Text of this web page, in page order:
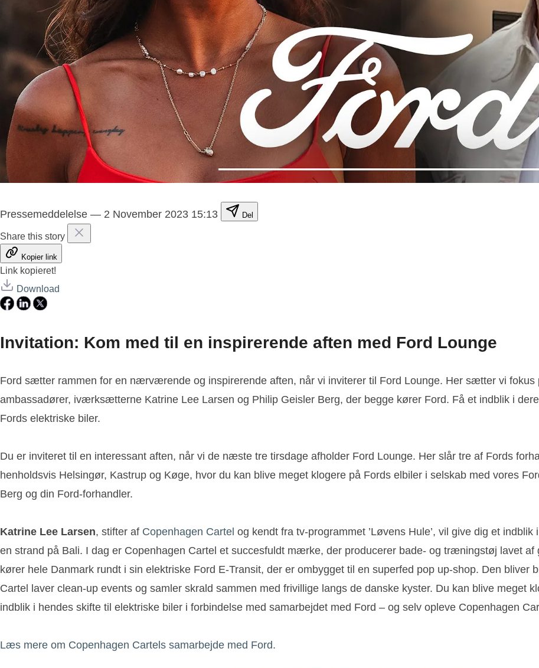
Pressemeddelelse — 2 November 2023 15:13 Del
Share this story
Kopier link
Link kopieret!
Download
Invitation: Kom med til en inspirerende aften med Ford Lounge
Ford sætter rammen for en nærværende og inspirerende aften, når vi inviterer til Ford Lounge. Her sætter vi fokus
ambassadører, iværksætterne Katrine Lee Larsen og Philip Geisler Berg, der begge kører Ford. Få et indblik i
Fords elektriske biler.
Du er inviteret til en interessant aften, når vi de næste tre tirsdage afholder Ford Lounge. Her slår tre af Fords
henholdsvis Helsingør, Kastrup og Køge, hvor du kan blive meget klogere på Fords elbiler i selskab med vores
Berg og din Ford-forhandler.
Katrine Lee Larsen, stifter af Copenhagen Cartel og kendt fra tv-programmet ’Løvens Hule’, vil give dig et
en strand på Bali. I dag er Copenhagen Cartel et succesfuldt mærke, der producerer bade- og træningstøj lavet
kører hele Danmark rundt i sin elektriske Ford E-Transit, der er ombygget til en superfed pop up-shop. Den bliver
Cartel laver clean-up events og samler skrald sammen med frivillige langs de danske kyster. Du kan blive
indblik i hendes skifte til elektriske biler i forbindelse med samarbejdet med Ford – og selv opleve Copenhagen
Læs mere om Copenhagen Cartels samarbejde med Ford.